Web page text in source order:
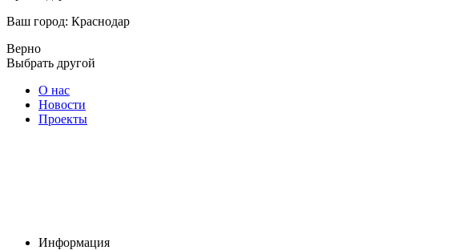
Ваш город: Краснодар
Верно
Выбрать другой
О нас
Новости
Проекты
Информация